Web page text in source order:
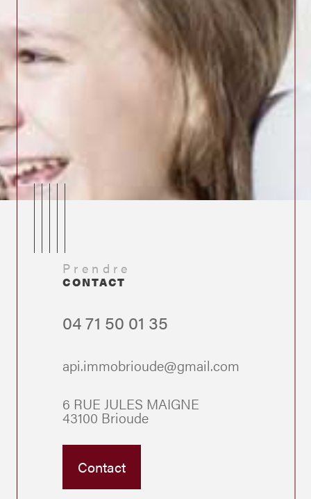
Prendre
CONTACT
04 71 50 01 35
api.immobrioude@gmail.com
6 RUE JULES MAIGNE
43100 Brioude
Contact